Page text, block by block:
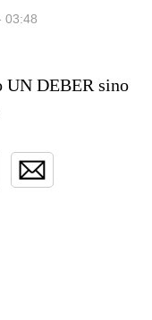
03:48
UN DEBER sino